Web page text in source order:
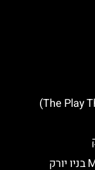
המחזה שהשתבש (The Play That Goes Wrong)